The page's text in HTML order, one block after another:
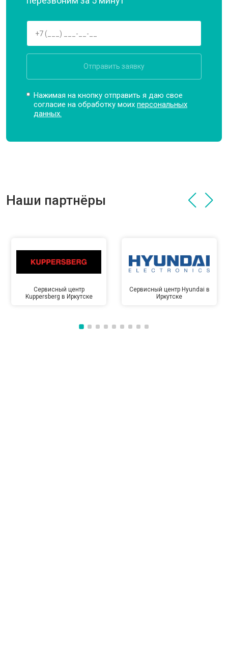
Отправить заявку
Нажимая на кнопку отправить я даю свое
согласие на обработку моихперсональных
данных.
Наши партнёры
Сервисный центр
Kuppersberg в Иркутске
Сервисный центр Hyundai в
Иркутске